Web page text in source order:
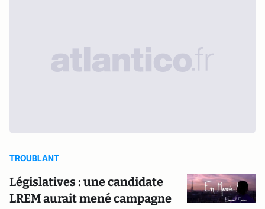
TROUBLANT
Législatives : une candidate
LREM aurait mené campagne